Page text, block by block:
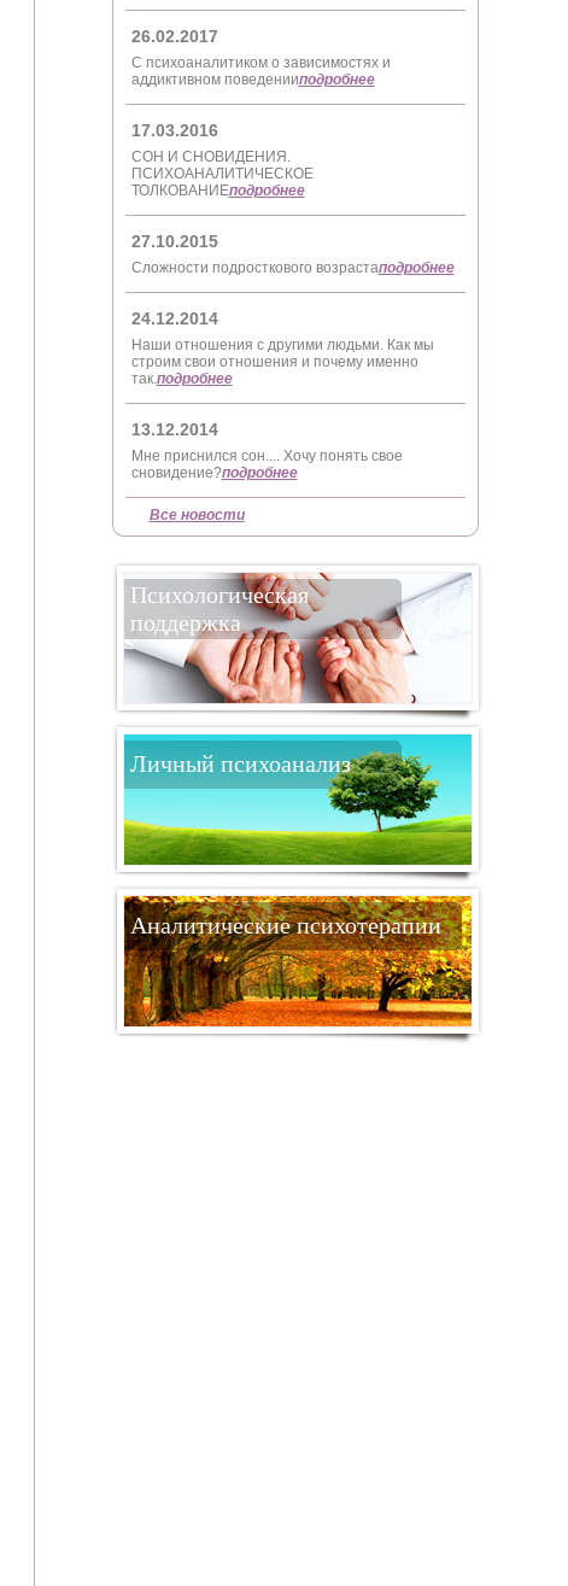
26.02.2017
С психоаналитиком о зависимостях и
аддиктивном поведенииподробнее
17.03.2016
СОН И СНОВИДЕНИЯ.
ПСИХОАНАЛИТИЧЕСКОЕ
ТОЛКОВАНИЕподробнее
27.10.2015
Сложности подросткового возрастаподробнее
24.12.2014
Наши отношения с другими людьми. Как мы
строим свои отношения и почему именно
так.подробнее
13.12.2014
Мне приснился сон.... Хочу понять свое
сновидение?подробнее
Все новости
Психологическая
поддержка
Личный психоанализ
Аналитические психотерапии